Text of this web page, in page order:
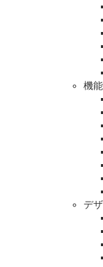
機
デ